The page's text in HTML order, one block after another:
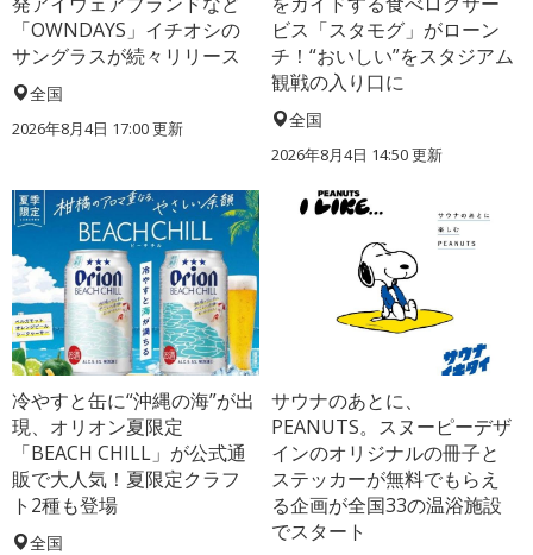
「OWNDAYS」イチオシの
サングラスが続々リリース
全国
2026年8月4日 17:00更新
ビス「スタモグ」がローン
チ！“おいしい”をスタジアム
観戦の入り口に
全国
2026年8月4日 14:50更新
冷やすと缶に“沖縄の海”が出
現、オリオン夏限定
「BEACH CHILL」が公式通
販で大人気！夏限定クラフ
ト2種も登場
全国
サウナのあとに、
PEANUTS。スヌーピーデザ
インのオリジナルの冊子と
ステッカーが無料でもらえ
る企画が全国33の温浴施設
でスタート